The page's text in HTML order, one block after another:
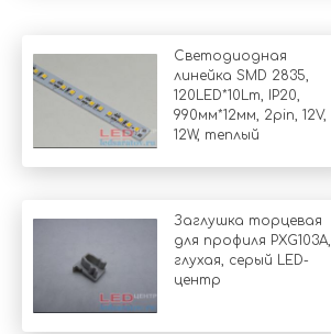
Светодиодная
линейка SMD 2835,
120LED*10Lm, IP20,
990мм*12мм, 2pin, 12V,
12W, теплый
Заглушка торцевая
для профиля PXG103A,
глухая, серый LED-
центр